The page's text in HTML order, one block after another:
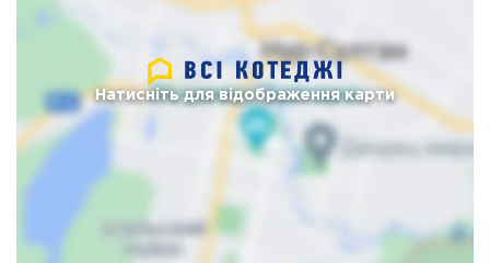
Натисніть для відображення карти